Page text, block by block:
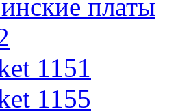
платы
1151
1155